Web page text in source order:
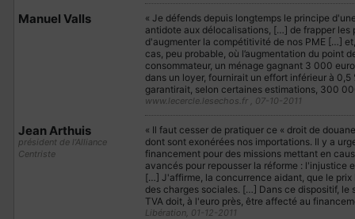
Manuel Valls
« Je défends depuis longtemps le principe
antidote aux délocalisations, […] de frapper
d'augmenter la compétitivité de nos PME […]
cas, peu probable, où l’augmentation du point
consommateur, un ménage gagnant 3 000
dans un loyer, fournirait un effort inférieur à
garantirait, selon certaines estimations, 300
www.lecercle.lesechos.fr , 07-10-2011
Jean Arthuis
président de l’Alliance
Centriste
« Il faut cesser de pratiquer ce « droit de
dont sont exonérées nos importations. Il y a
financement pour des missions mettant en
avancés pour repousser la réforme : l'injustice
[…] J'affirme, la concurrence aidant, que le prix
des charges sociales. […] Dans ce dispositif,
TVA doit, à l'euro près, être affecté au
Libération, 01-12-2011